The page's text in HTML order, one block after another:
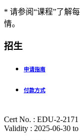
* 请参阅“课程”了解
情。
招生
申请指南
付款方式
Cert No. : EDU-2-2171
Validity : 2025-06-30